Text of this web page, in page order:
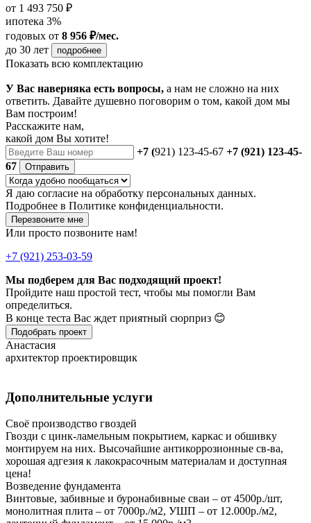
от 1 493 750 ₽
ипотека 3%
годовых от 8 956 ₽/мес.
до 30 лет
подробнее
Показать всю комплектацию
У Вас наверняка есть вопросы, а нам не сложно на них
ответить. Давайте душевно поговорим о том, какой дом мы
Вам построим!
Расскажите нам,
какой дом Вы хотите!
+7 (921) 123-45-67 +7 (921) 123-45-
67
Отправить
Я даю согласие на обработку персональных данных.
Подробнее в Политике конфиденциальности.
Перезвоните мне
Или просто позвоните нам!
+7 (921) 253-03-59
Мы подберем для Вас подходящий проект!
Пройдите наш простой тест, чтобы мы помогли Вам
определиться.
В конце теста Вас ждет приятный сюрприз 😊
Подобрать проект
Анастасия
архитектор проектировщик
Дополнительные услуги
Своё производство гвоздей
Гвозди с цинк-ламельным покрытием, каркас и обшивку
монтируем на них. Высочайшие антикоррозионные св-ва,
хорошая адгезия к лакокрасочным материалам и доступная
цена!
Возведение фундамента
Винтовые, забивные и буронабивные сваи – от 4500р./шт,
монолитная плита – от 7000р./м2, УШП – от 12.000р./м2,